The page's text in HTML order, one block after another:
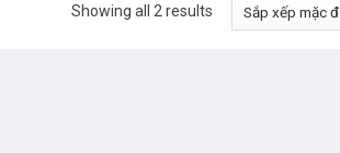
Showing all 2 results